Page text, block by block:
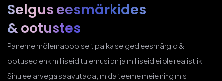
Selgus eesmärkides
& ootustes
Paneme mõlemapoolselt paika selged eesmärgid &
ootused ehk milliseid tulemusi on ja milliseid ei ole realistlik
Sinu eelarvega saavutada; mida teeme meie ning mis